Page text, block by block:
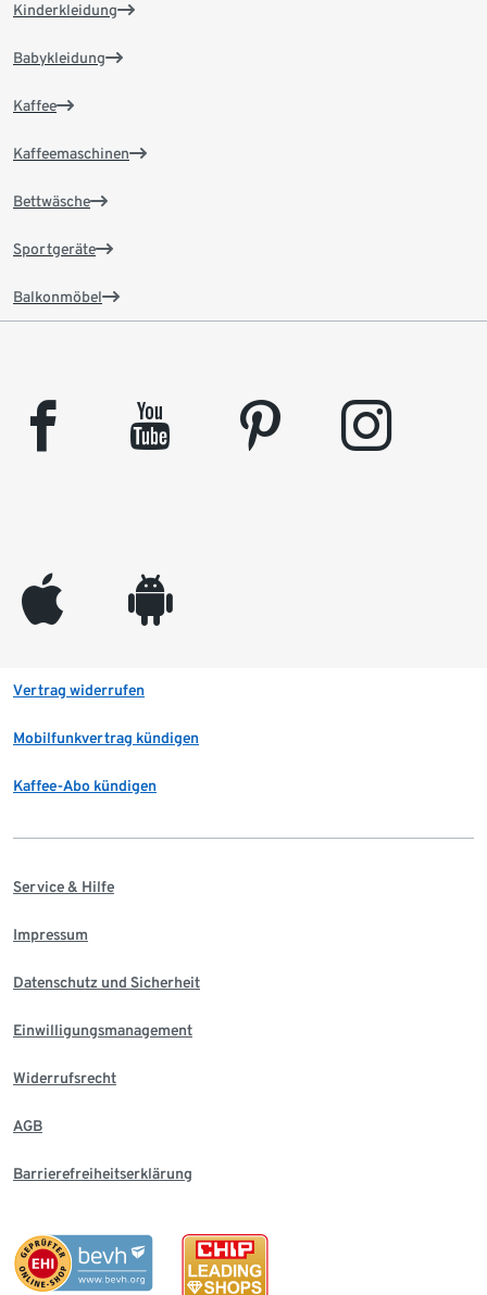
Kinderkleidung
Babykleidung
Kaffee
Kaffeemaschinen
Bettwäsche
Sportgeräte
Balkonmöbel
facebook youtube pinterest instagram
appleinc android
Vertrag widerrufen
Mobilfunkvertrag kündigen
Kaffee-Abo kündigen
Service & Hilfe
Impressum
Datenschutz und Sicherheit
Einwilligungsmanagement
Widerrufsrecht
AGB
Barrierefreiheitserklärung